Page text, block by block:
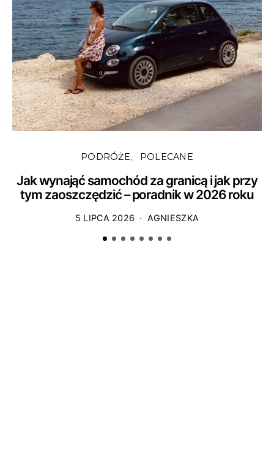
PODRÓŻE POLECANE
Jak wynająć samochód za granicą i jak przy
tym zaoszczędzić – poradnik w 2026 roku
5 LIPCA 2026 AGNIESZKA